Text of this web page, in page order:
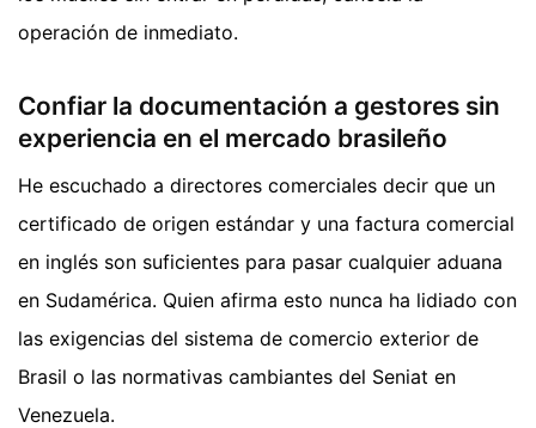
operación de inmediato.
Confiar la documentación a gestores sin
experiencia en el mercado brasileño
He escuchado a directores comerciales decir que un
certificado de origen estándar y una factura comercial
en inglés son suficientes para pasar cualquier aduana
en Sudamérica. Quien afirma esto nunca ha lidiado con
las exigencias del sistema de comercio exterior de
Brasil o las normativas cambiantes del Seniat en
Venezuela.